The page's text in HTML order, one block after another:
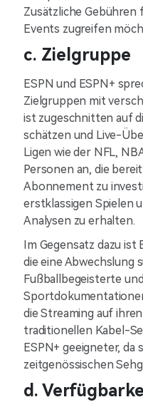
Zusätzliche Gebühren
Events zugreifen
c. Zielgruppe
ESPN und ESPN+
Zielgruppen mit
ist zugeschnitten auf
schätzen und Live-
Ligen wie der NFL,
Personen an, die
Abonnement zu
erstklassigen Spielen
Analysen zu erhalten.
Im Gegensatz dazu
die eine Abwechslung
Fußballbegeisterte
die Streaming auf
traditionellen Kabel-
ESPN+ geeigneter, da
zeitgenössischen
d.